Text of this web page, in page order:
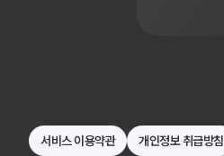
서비스 이용약관 개인정보 취급방침